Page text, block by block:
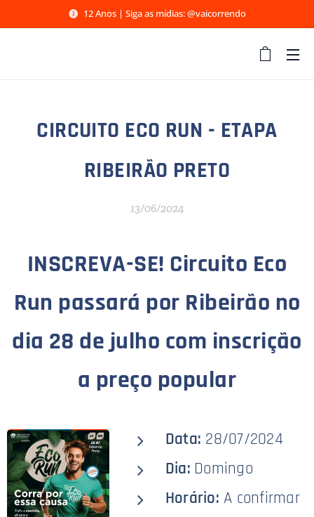
12 Anos | Siga as mídias: @vaicorrendo
CIRCUITO ECO RUN - ETAPA
RIBEIRÃO PRETO
13/06/2024
INSCREVA-SE! Circuito Eco
Run passará por Ribeirão no
dia 28 de julho com inscrição
a preço popular
Data: 28/07/2024
Dia: Domingo
Horário: A confirmar